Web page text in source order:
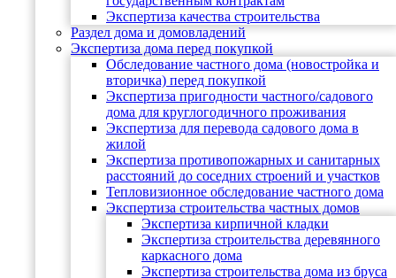
Экспертиза качества строительства
Раздел дома и домовладений
Экспертиза дома перед покупкой
Обследование частного дома (новостройка и
вторичка) перед покупкой
Экспертиза пригодности частного/садового
дома для круглогодичного проживания
Экспертиза для перевода садового дома в
жилой
Экспертиза противопожарных и санитарных
расстояний до соседних строений и участков
Тепловизионное обследование частного дома
Экспертиза строительства частных домов
Экспертиза кирпичной кладки
Экспертиза строительства деревянного
каркасного дома
Экспертиза строительства дома из бруса